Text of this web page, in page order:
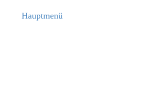
Hauptmenü